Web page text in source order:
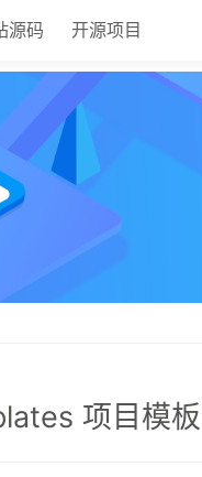
源码 开源项目
项目模板